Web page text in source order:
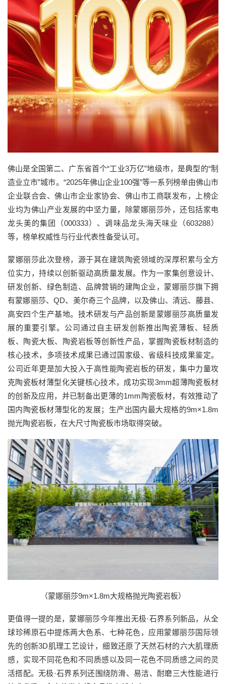
佛山是全国第二、广东省首个“工业3万亿”地级市，是典型的“制
造业立市”城市。“2025年佛山企业100强”等一系列榜单由佛山市
企业联合会、佛山市企业家协会、佛山市工商联发布，上榜企
业均为佛山产业发展的中坚力量，除蒙娜丽莎外，还包括家电
龙头美的集团（000333）、调味品龙头海天味业（603288）
等，榜单权威性与行业代表性备受认可。
蒙娜丽莎此次登榜，源于其在建筑陶瓷领域的深厚积累与全方
位实力，持续以创新驱动高质量发展。作为一家集创意设计、
研发创新、绿色制造、品牌营销的建陶企业，蒙娜丽莎旗下拥
有蒙娜丽莎、QD、美尔奇三个品牌，以及佛山、清远、藤县、
高安四个生产基地。技术研发与产品创新是蒙娜丽莎高质量发
展的重要引擎。公司通过自主研发创新推出陶瓷薄板、轻质
板、陶瓷大板、陶瓷岩板等创新性产品，掌握陶瓷板材制造的
核心技术，多项技术成果已通过国家级、省级科技成果鉴定。
公司近年更是加大投入于高性能陶瓷岩板的研发，集中力量攻
克陶瓷板材薄型化关键核心技术，成功实现3mm超薄陶瓷板材
的创新及应用，并已制备出更薄的1mm陶瓷板材，有效推动了
国内陶瓷板材薄型化的发展；生产出国内最大规格的9m×1.8m
抛光陶瓷岩板，在大尺寸陶瓷板市场取得突破。
（蒙娜丽莎9m×1.8m大规格抛光陶瓷岩板）
更值得一提的是，蒙娜丽莎今年推出无极·石界系列新品，从全
球珍稀原石中提炼两大色系、七种花色，应用蒙娜丽莎国际领
先的创新3D肌理工艺设计，细致还原了天然石材的六大肌理质
感，实现不同花色和不同质感以及同一花色不同质感之间的灵
活搭配。无极·石界系列还围绕防滑、易洁、耐磨三大性能进行